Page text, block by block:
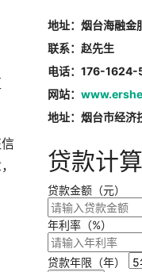
地址：烟台海融金
联系：赵先生
电话：176-1624-
网站：
地址：烟台市经济
贷款计
贷款金额（元）
年利率（%）
贷款年限（年）